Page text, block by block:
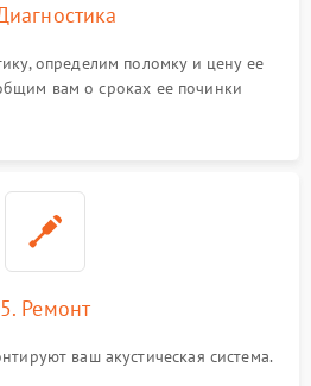
определим поломку и цену ее
вам о сроках ее починки
5. Ремонт
ваш акустическая система.